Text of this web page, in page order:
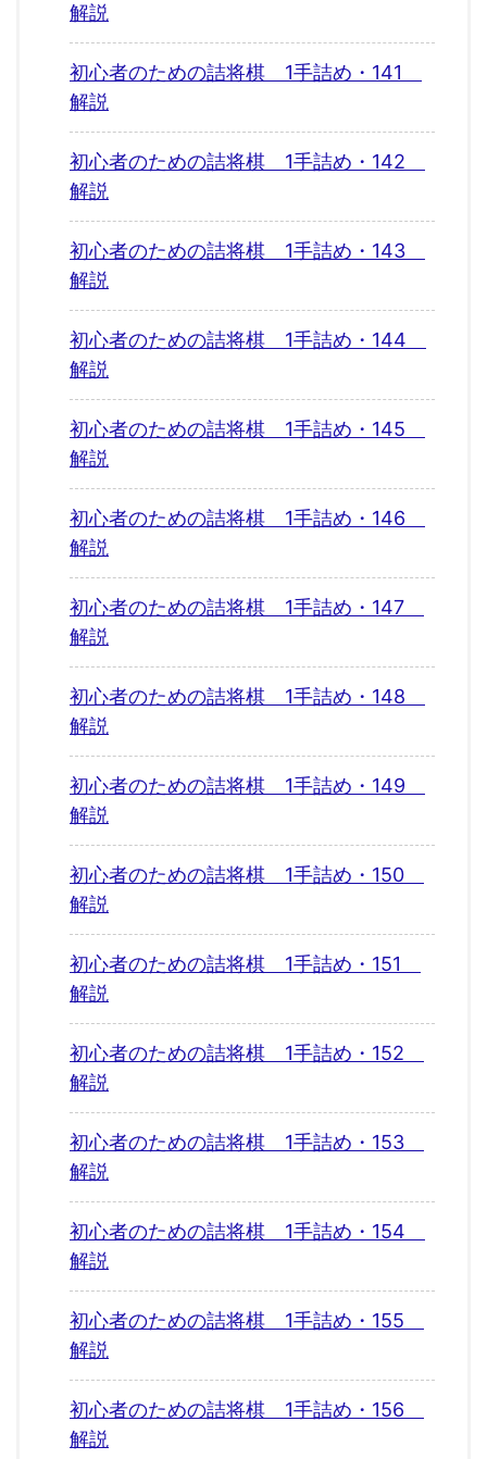
解説
初心者のための詰将棋 1手詰め・141
解説
初心者のための詰将棋 1手詰め・142
解説
初心者のための詰将棋 1手詰め・143
解説
初心者のための詰将棋 1手詰め・144
解説
初心者のための詰将棋 1手詰め・145
解説
初心者のための詰将棋 1手詰め・146
解説
初心者のための詰将棋 1手詰め・147
解説
初心者のための詰将棋 1手詰め・148
解説
初心者のための詰将棋 1手詰め・149
解説
初心者のための詰将棋 1手詰め・150
解説
初心者のための詰将棋 1手詰め・151
解説
初心者のための詰将棋 1手詰め・152
解説
初心者のための詰将棋 1手詰め・153
解説
初心者のための詰将棋 1手詰め・154
解説
初心者のための詰将棋 1手詰め・155
解説
初心者のための詰将棋 1手詰め・156
解説